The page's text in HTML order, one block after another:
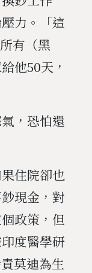
力。「這
有（黑
他50天，
，恐怕還
住院卻也
現金，對
政策，但
度醫學研
莫迪為生